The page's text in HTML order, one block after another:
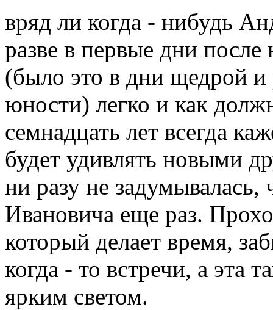
вряд ли когда - нибудь
разве в первые дни
(было это в дни щедрой и
юности) легко и как
семнадцать лет всегда
будет удивлять новыми
ни разу не
Ивановича еще раз.
который делает время,
когда - то встречи, а эта
ярким светом.